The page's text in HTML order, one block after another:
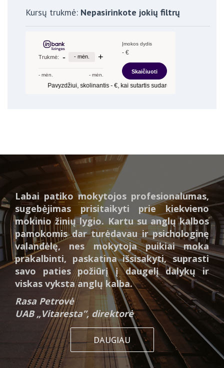
Kursų trukmė: Nepasirinkote jokių filtrų
Labai patiko mokytojos profesionalumas,
sugebėjimas prisitaikyti prie kiekvieno
mokinio žinių lygio. Kartu su anglų kalbos
pamokomis dar turėdavau ir psichologinę
valandėlę, nes mokytoja puikiai moka
prakalbinti, paskatina išsisakyti, suprasti
savo paties požiūrį į daugelį dalykų ir
viskas vyksta anglų kalba.
Rasa Petrovė
UAB „Vitaresta”, direktorė
DAUGIAU